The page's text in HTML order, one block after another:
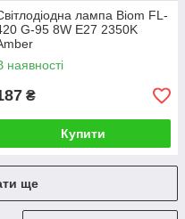
лампа Biom FL-
G-95 8W E27 2350K
наявності
₴
Купити
ще